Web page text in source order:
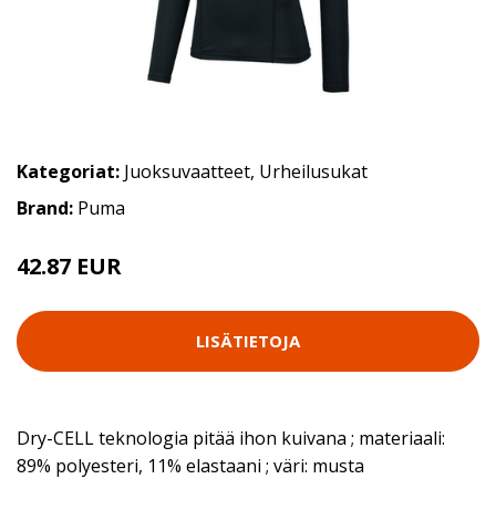
Kategoriat: Juoksuvaatteet, Urheilusukat
Brand: Puma
42.87 EUR
LISÄTIETOJA
Dry-CELL teknologia pitää ihon kuivana ; materiaali:
89% polyesteri, 11% elastaani ; väri: musta